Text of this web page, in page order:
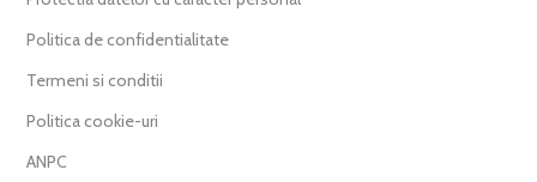
Politica de confidentialitate
Termeni si conditii
Politica cookie-uri
ANPC